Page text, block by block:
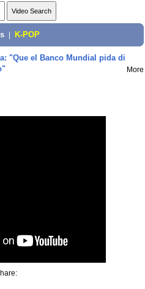
K-POP
"Que el Banco Mundial pida di
More